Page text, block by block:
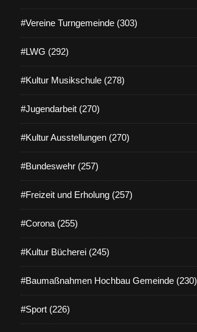
#Vereine Turngemeinde (303)
#LWG (292)
#Kultur Musikschule (278)
#Jugendarbeit (270)
#Kultur Ausstellungen (270)
#Bundeswehr (257)
#Freizeit und Erholung (257)
#Corona (255)
#Kultur Bücherei (245)
#Baumaßnahmen Hochbau Gemeinde (230)
#Sport (226)